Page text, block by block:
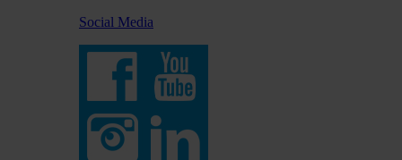
Social Media